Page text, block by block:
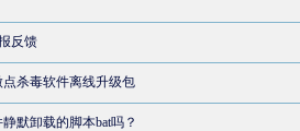
反馈
杀毒软件离线升级包
默卸载的脚本bat吗？